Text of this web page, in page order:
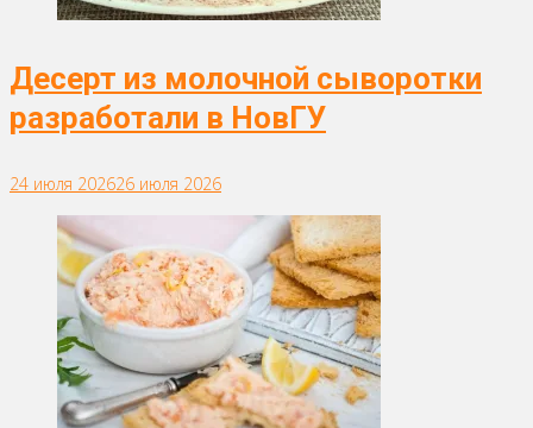
Десерт из молочной сыворотки
разработали в НовГУ
24 июля 202626 июля 2026